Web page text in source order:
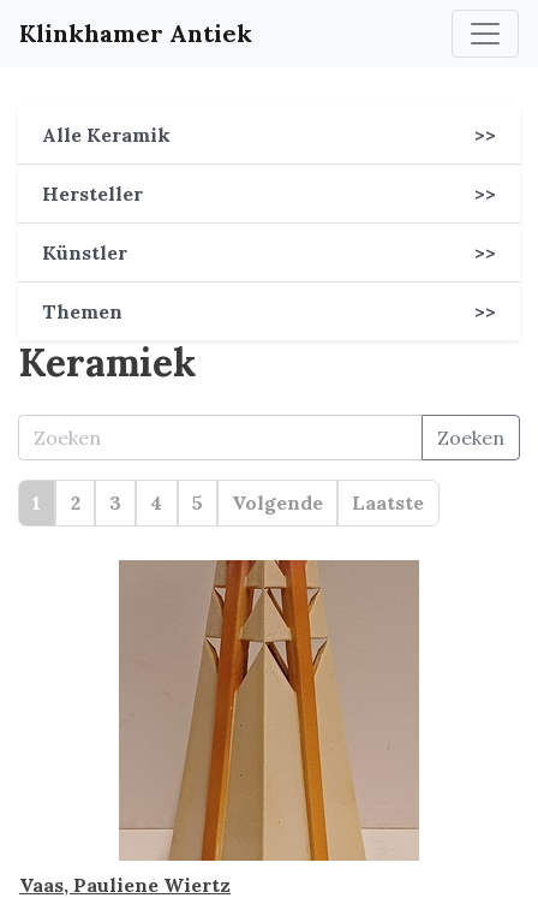
Klinkhamer Antiek
Alle Keramik >>
Hersteller >>
Künstler >>
Themen >>
Keramiek
Zoeken
1 2 3 4 5 Volgende Laatste
Vaas, Pauliene Wiertz